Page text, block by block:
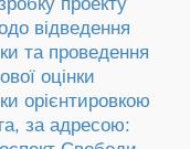
відведення
та проведення
оцінки
орієнтировкою
за адресою: